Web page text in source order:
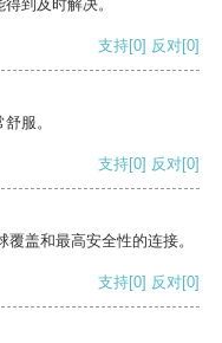
到及时解决。
支持[0] 反对[0]
服。
支持[0] 反对[0]
盖和最高安全性的连接。
支持[0] 反对[0]